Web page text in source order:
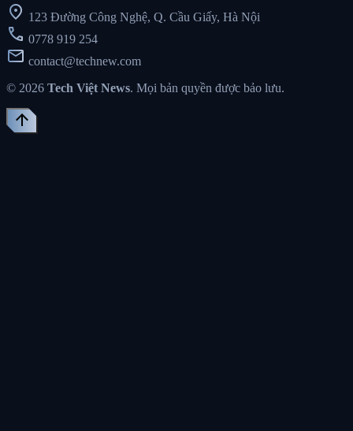
location_on 123 Đường Công Nghệ, Q. Cầu Giấy, Hà Nội
call 0778 919 254
mail contact@technew.com
© 2026 Tech Việt News. Mọi bản quyền được bảo lưu.
arrow_upward